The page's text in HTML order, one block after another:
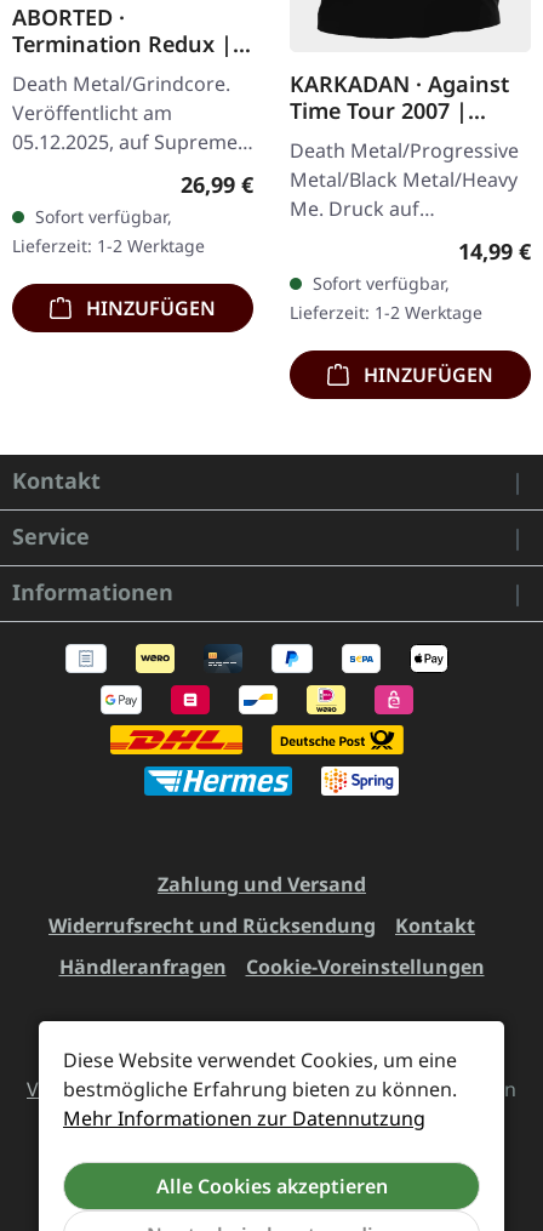
ABORTED ·
Termination Redux |
ORANGE/BLACK
SPLATTER LP
Death Metal/Grindcore.
Veröffentlicht am
05.12.2025, auf Supreme
Orangenes Vinyl mit
schwarzen Splattern -
"Slash Splatter Vinyl".…
Regulärer Preis:
26,99 €
Sofort verfügbar,
Lieferzeit: 1-2 Werktage
HINZUFÜGEN
KARKADAN · Against
Time Tour 2007 |
GIRLIE
Death Metal/Progressive
Metal/Black Metal/Heavy
Me. Druck auf
Rückseite. Front Logo,
Rückseite: Tourdaten.
100% Baumwolle
14,99 €
Sofort verfügbar,
Lieferzeit: 1-2 Werktage
HINZUFÜGEN
Kontakt
Service
Informationen
Zahlung und Versand
Widerrufsrecht und Rücksendung
Kontakt
Händleranfragen
Cookie-Voreinstellungen
Alle Preise inkl. gesetzl. Mehrwertsteuer zzgl.
Versandkostenund ggf. Nachnahmegebühren, wenn
nicht anders angegeben.
Vertrag widerrufen
Diese Website verwendet Cookies, um eine
bestmögliche Erfahrung bieten zu können.
Mehr Informationen zur Datennutzung
Alle Cookies akzeptieren